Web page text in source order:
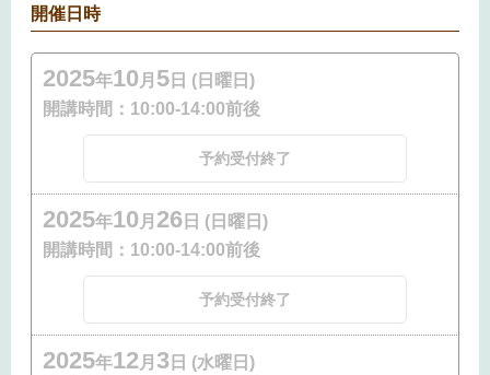
開催日時
2025年10 月 5 日 (日曜日)
開講時間： 10:00-14:00前後
予約受付終了
2025年10 月 26 日 (日曜日)
開講時間： 10:00-14:00前後
予約受付終了
2025年12月 3 日 (水曜日)